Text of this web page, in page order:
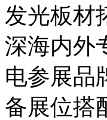
发光板材
深海内外
电参展品
备展位搭